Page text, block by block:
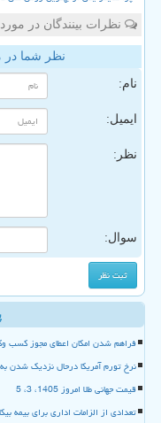
نظرات بینندگان در
نظر شما در
نام:
ایمیل:
نظر:
سوال:
فراهم شدن امکان اعطای مجوز کسب
نرخ تورم آمریکا درحال نزدیک شدن به ۴ درصد
قیمت جهانی طلا امروز 1405، 3، 5
تعدادی از الزامات اداری برای بیمه